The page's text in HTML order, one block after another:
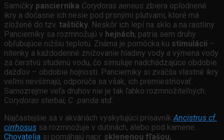
Samičky panciernika Corydoras aeneus zbiera oplodnené
ikry a dočasne ich nesie pod prsnými plutvami, ktoré má
zložené do tzv. taštičky. Neskôr ich lepí na sklo a na rastliny.
Pancierniky sa rozmnožujú v hejnách, patria sem druhy
obľubujúce nižšiu teplotu. Známa je pomôcka ku stimulácii –
nitenky a každodenné znižovanie hladiny vody a výmena vody
za čerstvú studenú vodu, čo simuluje nadchádzajúce obdobie
dažďov – obdobie hojnosti. Pancierniky si zväčša vlastné ikry
veľmi nevšímajú, odporúča sa však, ich premiestňovať.
Samozrejme veľa druhov nie je tak ľahko rozmnožiteľných:
Corydoras sterbai, C. panda atď.
Najčastejšie sa v akváriách vyskytujúci prísavníkAncistrus cf.
cirrhosus sa rozmnožuje v dutinách, alebo pod kamene.
Chovatelia si pomáhajú napr. sklenenou fľašou,